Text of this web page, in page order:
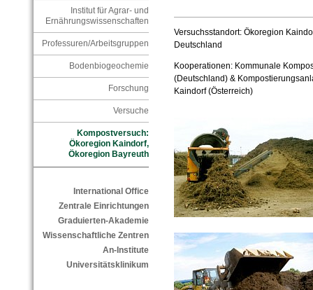
Institut für Agrar- und
Ernährungswissenschaften
Professuren/Arbeitsgruppen
Bodenbiogeochemie
Forschung
Versuche
Kompostversuch:
Ökoregion Kaindorf,
Ökoregion Bayreuth
International Office
Zentrale Einrichtungen
Graduierten-Akademie
Wissenschaftliche Zentren
An-Institute
Universitätsklinikum
Versuchsstandort: Ökoregion
Deutschland
Kooperationen: Kommunale
(Deutschland) &
Kaindorf (Österreich)